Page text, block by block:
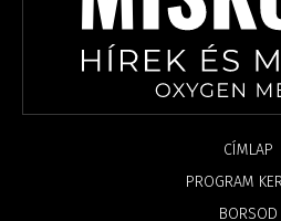
CÍMLAP
PROGRAM
BORSOD